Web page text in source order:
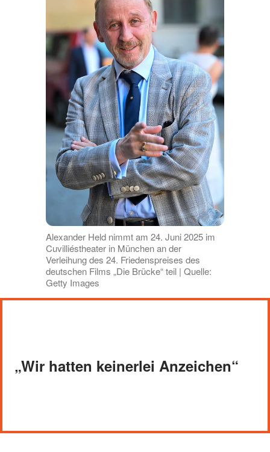
Alexander Held nimmt am 24. Juni 2025 im
Cuvilliéstheater in München an der
Verleihung des 24. Friedenspreises des
deutschen Films „Die Brücke“ teil | Quelle:
Getty Images
„ Wir hatten keinerlei Anzeichen“